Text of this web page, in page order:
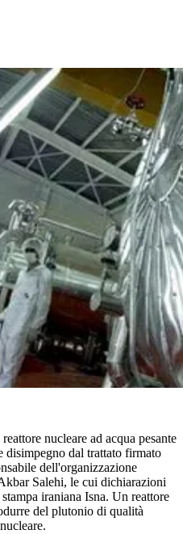
nucleare ad acqua pesante
disimpegno dal trattato firmato
dell'organizzazione
Salehi, le cui dichiarazioni
iraniana Isna. Un reattore
del plutonio di qualità